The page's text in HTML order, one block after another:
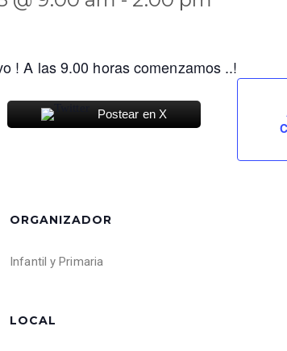
! A las 9.00 horas comenzamos ..!
Postear en X
ORGANIZADOR
Infantil y Primaria
LOCAL